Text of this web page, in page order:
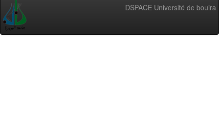
DSPACE Université de bouira